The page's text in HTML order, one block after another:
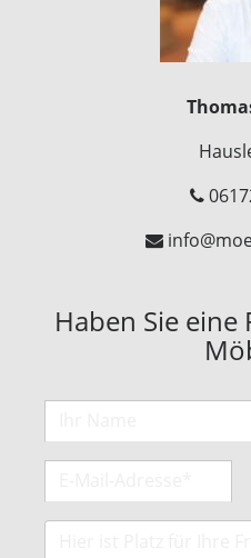
Haben Sie eine